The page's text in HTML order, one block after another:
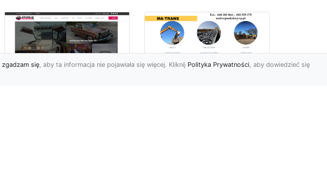
zgadzam się, aby ta informacja nie pojawiała się więcej. Kliknij Polityka Prywatności, aby dowiedzieć się